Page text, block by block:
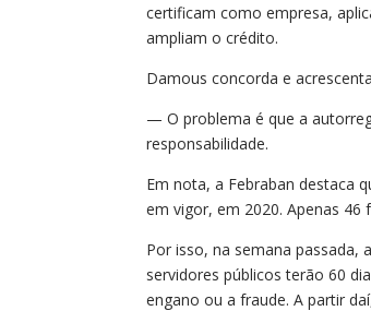
certificam como empresa,
ampliam o crédito.
Damous concorda e
— O problema é que a
responsabilidade.
Em nota, a Febraban destaca
em vigor, em 2020. Apenas 46
Por isso, na semana passada,
servidores públicos terão 60
engano ou a fraude. A partir